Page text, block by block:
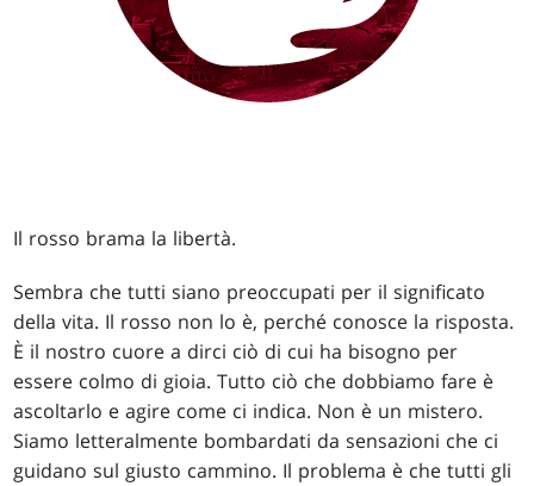
Il rosso brama la libertà.
Sembra che tutti siano preoccupati per il significato
della vita. Il rosso non lo è, perché conosce la risposta.
È il nostro cuore a dirci ciò di cui ha bisogno per
essere colmo di gioia. Tutto ciò che dobbiamo fare è
ascoltarlo e agire come ci indica. Non è un mistero.
Siamo letteralmente bombardati da sensazioni che ci
guidano sul giusto cammino. Il problema è che tutti gli